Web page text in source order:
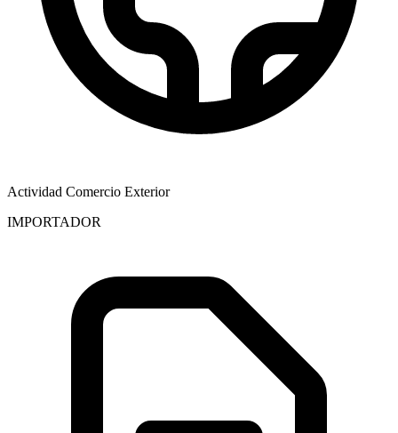
Actividad Comercio Exterior
IMPORTADOR